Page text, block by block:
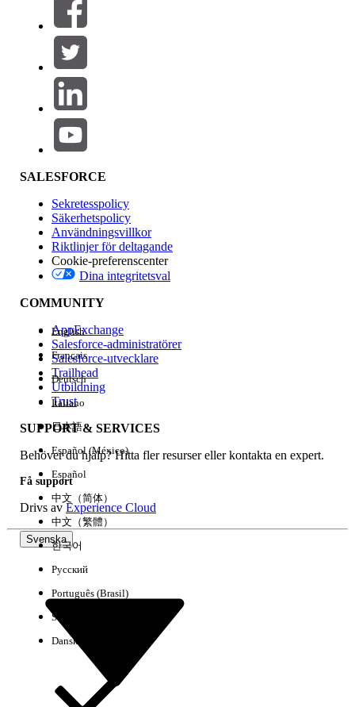
Filter (0)
VÄLJ FILTER
Produktområde
Funktionspåverkan
Version
Händelse
Rensa alla Klart
SALESFORCE
Sekretesspolicy
Säkerhetspolicy
Användningsvillkor
Riktlinjer för deltagande
Cookie-preferenscenter
Dina integritetsval
COMMUNITY
AppExchange
Salesforce-administratörer
Salesforce-utvecklare
Trailhead
Utbildning
Trust
SUPPORT & SERVICES
Behöver du hjälp? Hitta fler resurser eller kontakta en expert.
Få support
Drivs avExperience Cloud
Svenska
English
Français
Deutsch
Italiano
日本語
Español (México)
Español
中文（简体）
中文（繁體）
한국어
Русский
Português (Brasil)
Suomi
Dansk